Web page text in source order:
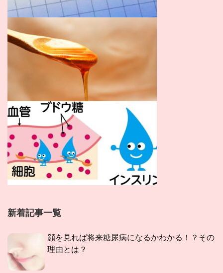
新着記事一覧
顔を見れば将来糖尿病になるかわかる！？その
理由とは？